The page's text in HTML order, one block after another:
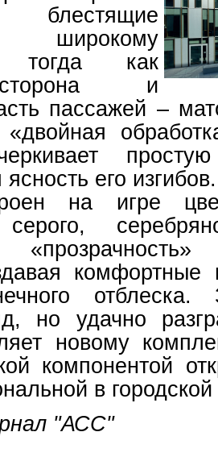
широкому
тогда как
и
пассажей –
«двойная
его изгибов.
на игре
«прозрачность»
комфортные
отблеска.
но удачно
новому
компонентой
в
"АСС"